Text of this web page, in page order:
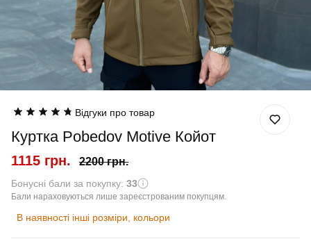
Відгуки про товар
Куртка Pobedov Motive Койот
1115 грн. 2200 грн.
Бонусні бали за покупку: 33
Бали нараховуються лише зареєстрованим покупцям.
В наявності інші розміри, кольори